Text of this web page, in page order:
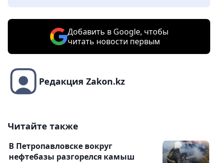
Добавить в Google, чтобы
читать новости первым
Редакция Zakon.kz
Читайте также
В Петропавловске вокруг
нефтебазы разгорелся камыш